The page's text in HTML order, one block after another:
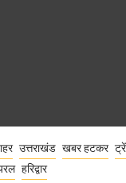
उत्तराखंड खबर हटकर
हरिद्वार